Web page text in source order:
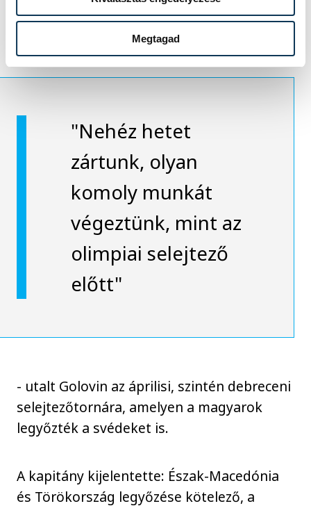
Megtagad
érmet szeretnének, ám ehhez a
szerencsére is szükségük lesz.
"Nehéz hetet
zártunk, olyan
komoly munkát
végeztünk, mint az
olimpiai selejtező
előtt"
- utalt Golovin az áprilisi, szintén debreceni
selejtezőtornára, amelyen a magyarok
legyőzték a svédeket is.
A kapitány kijelentette: Észak-Macedónia
és Törökország legyőzése kötelező, a